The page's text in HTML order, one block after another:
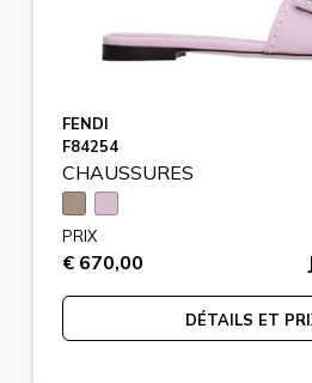
FENDI
F84254
CHAUSSURES
PRIX
€ 670,00
DÉTAILS ET